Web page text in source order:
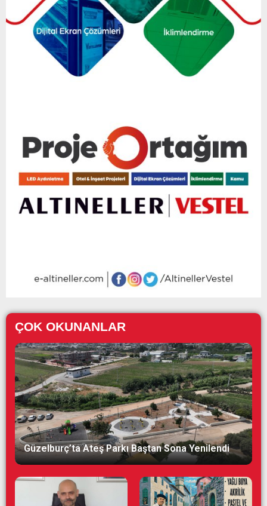
ÇOK OKUNANLAR
Güzelburç’ta Ateş Parkı Baştan Sona Yenilendi